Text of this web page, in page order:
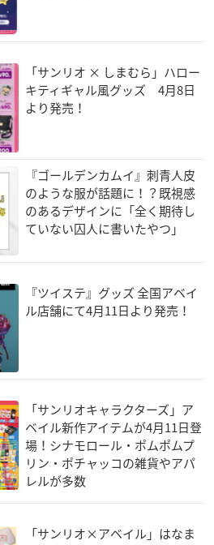
「サンリオ × しまむら」ハロー
キティギャル風グッズ 4月8日
より発売！
『ゴールデンカムイ』刺青人皮
のような服が話題に！？既視感
のあるデザインに「全く期待し
ていない囚人に書いたやつ」
『ツイステ』グッズ 全国アベイ
ル店舗にて4月11日より発売！
「サンリオキャラクターズ」ア
ベイル新作アイテムが4月11日登
場！シナモロール・ポムポムプ
リン・ポチャッコの雑貨やアパ
レルが多数
「サンリオ×アベイル」はなま